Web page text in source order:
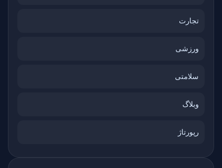
تجارت
ورزشی
سلامتی
وبلاگ
رپورتاژ